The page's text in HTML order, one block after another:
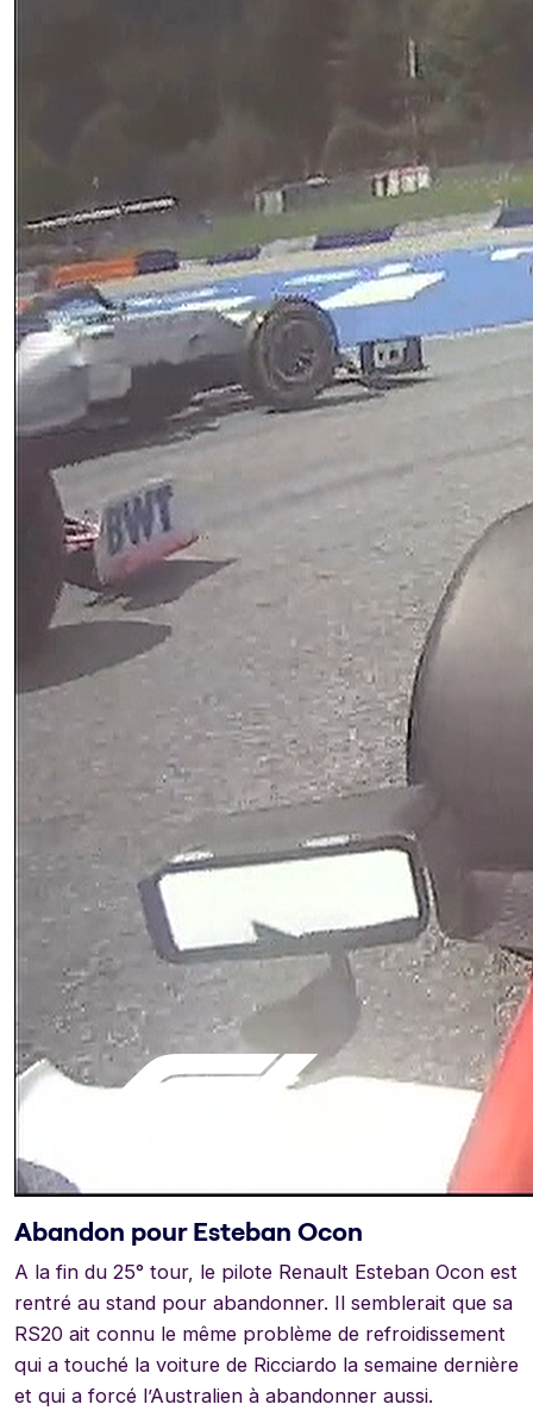
Abandon pour Esteban Ocon
A la fin du 25° tour, le pilote Renault Esteban Ocon est
rentré au stand pour abandonner. Il semblerait que sa
RS20 ait connu le même problème de refroidissement
qui a touché la voiture de Ricciardo la semaine dernière
et qui a forcé l’Australien à abandonner aussi.